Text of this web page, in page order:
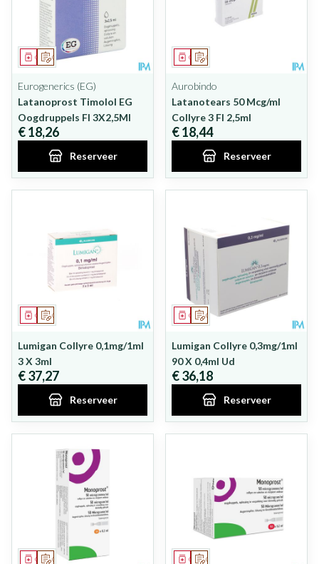
Op voorschrift
Geneesmiddel
Eurogenerics (EG)
Latanoprost Timolol EG
Oogdruppels Fl 3X2,5Ml
€ 18,26
Reserveer
Op voorschrift
Geneesmiddel
Aurobindo
Latanotears 50 Mcg/ml
Collyre 3 Fl 2,5ml
€ 18,44
Reserveer
Op voorschrift
Geneesmiddel
Lumigan Collyre 0,1mg/1ml
3 X 3ml
€ 37,27
Reserveer
Op voorschrift
Geneesmiddel
Lumigan Collyre 0,3mg/1ml
90 X 0,4ml Ud
€ 36,18
Reserveer
Op voorschrift
Geneesmiddel Op voorschrift
Geneesmiddel